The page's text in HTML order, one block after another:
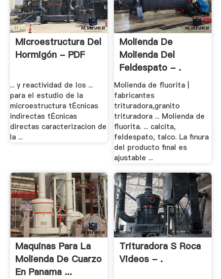
Microestructura Del
Hormigón - PDF
... y reactividad de los ...
para el estudio de la
microestructura tÉcnicas
indirectas tÉcnicas
directas caracterizacion de
la ...
Molienda De
Molienda Del
Feldespato - .
Molienda de fluorita |
fabricantes
trituradora,granito
trituradora ... Molienda de
fluorita. ... calcita,
feldespato, talco. La finura
del producto final es
ajustable ...
Maquinas Para La
Molienda De Cuarzo
En Panama ...
Trituradora S Roca
Videos - .